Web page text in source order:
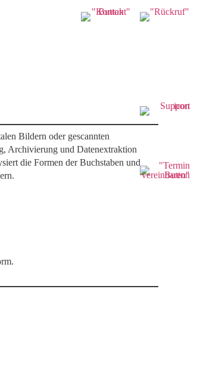
Bildern oder gescannten
Archivierung und Datenextraktion
die Formen der Buchstaben und